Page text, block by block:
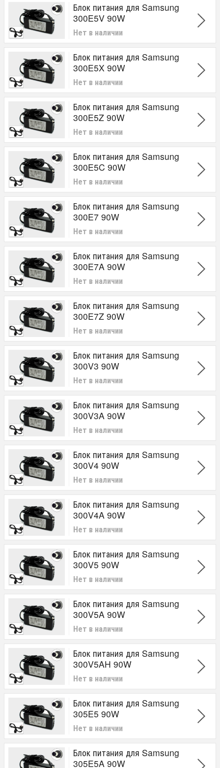
Блок питания для Samsung
300E5V 90W
Нет в наличии
Блок питания для Samsung
300E5X 90W
Нет в наличии
Блок питания для Samsung
300E5Z 90W
Нет в наличии
Блок питания для Samsung
300E5C 90W
Нет в наличии
Блок питания для Samsung
300E7 90W
Нет в наличии
Блок питания для Samsung
300E7A 90W
Нет в наличии
Блок питания для Samsung
300E7Z 90W
Нет в наличии
Блок питания для Samsung
300V3 90W
Нет в наличии
Блок питания для Samsung
300V3A 90W
Нет в наличии
Блок питания для Samsung
300V4 90W
Нет в наличии
Блок питания для Samsung
300V4A 90W
Нет в наличии
Блок питания для Samsung
300V5 90W
Нет в наличии
Блок питания для Samsung
300V5A 90W
Нет в наличии
Блок питания для Samsung
300V5AH 90W
Нет в наличии
Блок питания для Samsung
305E5 90W
Нет в наличии
Блок питания для Samsung
305E5A 90W